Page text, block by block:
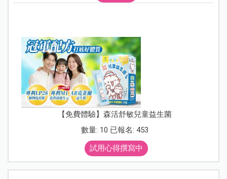
【免費體驗】森活舒敏兒童益生菌
數量: 10 已報名: 453
試用心得撰寫中